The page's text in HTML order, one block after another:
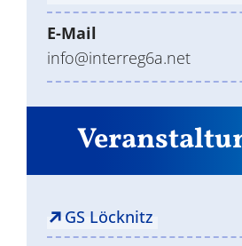
GS Löcknitz
E-Mail
info@interreg6a.net